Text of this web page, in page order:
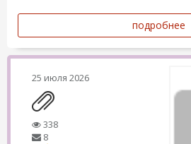
подробнее
25 июля 2026
338
8